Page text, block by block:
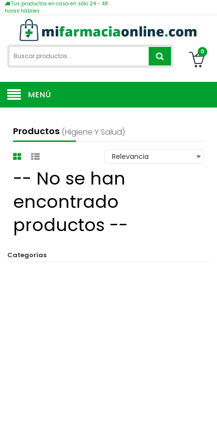
Tus productos en casa en sólo 24 - 48
horas hábiles
0
MENÚ
Productos (higiene Y Salud)
-- No se han
encontrado
productos --
Categorías